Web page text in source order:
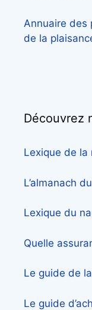
Annuaire des
de la
Découvrez
Lexique de
L’almanach
Lexique du
Quelle
Le guide de
Le guide